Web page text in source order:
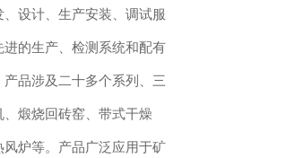
设计、生产安装、调试服
的生产、检测系统和配有
品涉及二十多个系列、三
煅烧回砖窑、带式干燥
炉等。产品广泛应用于矿